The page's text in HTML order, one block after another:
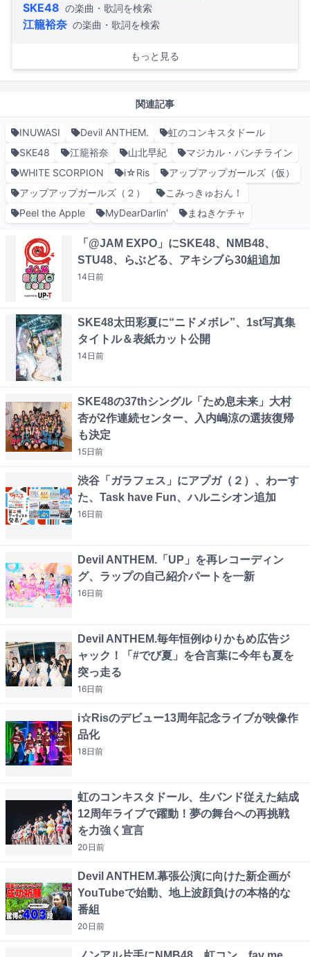
SKE48 の楽曲・歌詞を検索
江籠裕奈 の楽曲・歌詞を検索
もっと見る
関連記事
INUWASI Devil ANTHEM.
虹のコンキスタドール
SKE48
江籠裕奈 山北早紀
マジカル・パンチライン
WHITE SCORPION
i☆Ris
アップアップガールズ（仮）
アップアップガールズ（２）
こみっきゅおん！
Peel the Apple
MyDearDarlin' まねきケチャ
「@JAM EXPO」にSKE48、NMB48、
STU48、らぶどる、アキシブら30組追加
14日前
SKE48太田彩夏に“ニドメボレ”、1st写真集
タイトル＆表紙カット公開
14日前
SKE48の37thシングル「ため息未来」大村
杏が2作連続センター、入内嶋涼の選抜復帰
も決定
15日前
渋谷「ガラフェス」にアプガ（２）、わーす
た、Task have Fun、ハルニシオン追加
16日前
Devil ANTHEM.「UP」を再レコーディン
グ、ラップの自己紹介パートを一新
16日前
Devil ANTHEM.毎年恒例ゆりかもめ広告ジ
ャック！「#でび夏」を合言葉に今年も夏を
突っ走る
16日前
i☆Risのデビュー13周年記念ライブが映像作
品化
18日前
虹のコンキスタドール、生バンド従えた結成
12周年ライブで躍動！夢の舞台への再挑戦
を力強く宣言
20日前
Devil ANTHEM.幕張公演に向けた新企画が
YouTubeで始動、地上波顔負けの本格的な
番組
20日前